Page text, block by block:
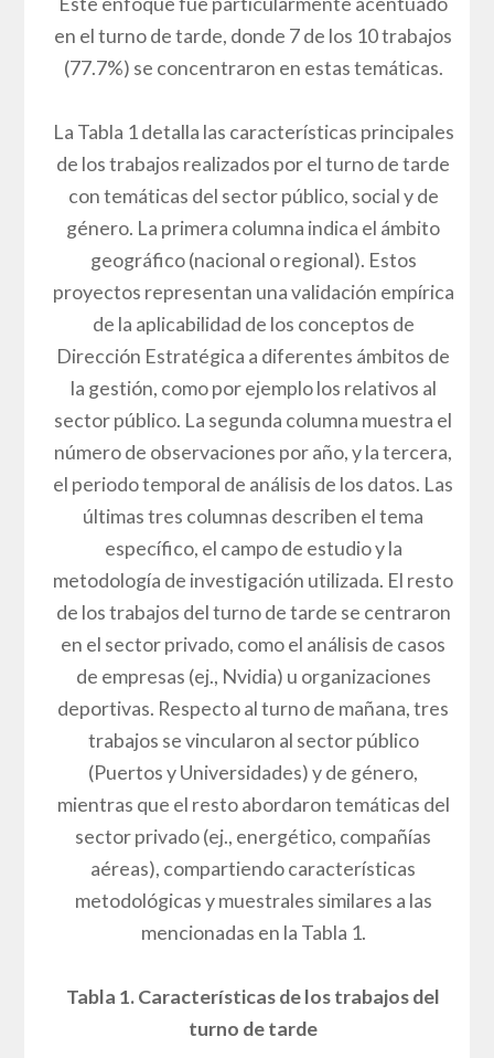
en el turno de tarde, donde 7 de los 10 trabajos
(77.7%) se concentraron en estas temáticas.
La Tabla 1 detalla las características principales
de los trabajos realizados por el turno de tarde
con temáticas del sector público, social y de
género. La primera columna indica el ámbito
geográfico (nacional o regional). Estos
proyectos representan una validación empírica
de la aplicabilidad de los conceptos de
Dirección Estratégica a diferentes ámbitos de
la gestión, como por ejemplo los relativos al
sector público. La segunda columna muestra el
número de observaciones por año, y la tercera,
el periodo temporal de análisis de los datos. Las
últimas tres columnas describen el tema
específico, el campo de estudio y la
metodología de investigación utilizada. El resto
de los trabajos del turno de tarde se centraron
en el sector privado, como el análisis de casos
de empresas (ej., Nvidia) u organizaciones
deportivas. Respecto al turno de mañana, tres
trabajos se vincularon al sector público
(Puertos y Universidades) y de género,
mientras que el resto abordaron temáticas del
sector privado (ej., energético, compañías
aéreas), compartiendo características
metodológicas y muestrales similares a las
mencionadas en la Tabla 1.
Tabla 1. Características de los trabajos del
turno de tarde